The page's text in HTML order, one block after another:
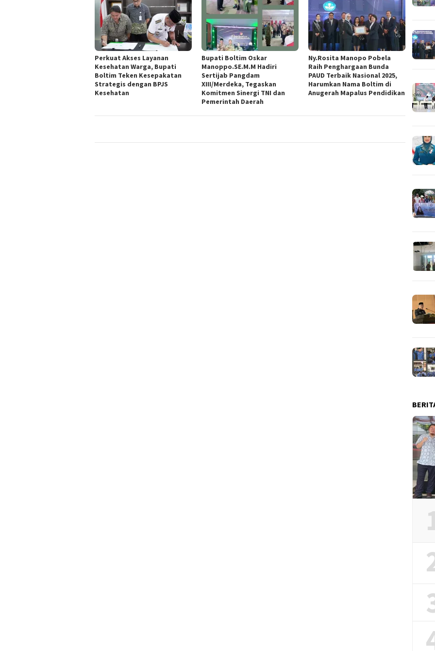
Perkuat Akses Layanan
Kesehatan Warga, Bupati
Boltim Teken Kesepakatan
Strategis dengan BPJS
Kesehatan
Bupati Boltim Oskar
Manoppo.SE.M.M Hadiri
Sertijab Pangdam
XIII/Merdeka, Tegaskan
Komitmen Sinergi TNI dan
Pemerintah Daerah
Ny.Rosita Manopo Pobela
Raih Penghargaan Bunda
PAUD Terbaik Nasional 2025,
Harumkan Nama Boltim di
Anugerah Mapalus Pendidikan